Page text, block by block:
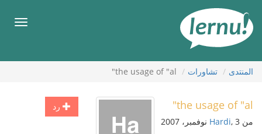
المحتويات
قائمة
المنتدى تشاورات the usage of "al"
رد the usage of "al"
من Hardi, 3 نوفمبر، 2007